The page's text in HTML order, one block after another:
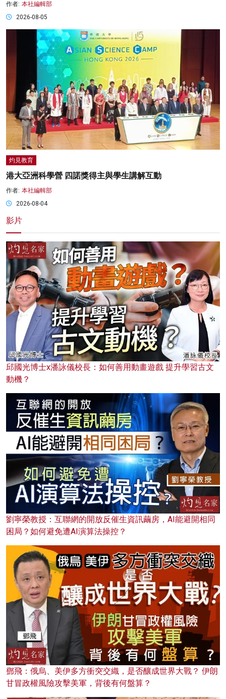
作者: 本社編輯部
2026-08-05
灼見教育
港大亞洲科學營 四諾獎得主與學生講解互動
作者: 本社編輯部
2026-08-04
影片
邱國光博士x潘詠儀校長：如何善用動畫遊戲 提升學習古文
動機？
劉寧榮教授：互聯網的開放反催生資訊繭房，AI能避開相同
困局？如何避免遭AI演算法操控？
鄧飛：俄烏、美伊多方衝突交織，是否釀成世界大戰？ 伊朗
甘冒政權風險攻擊美軍，背後有何盤算？